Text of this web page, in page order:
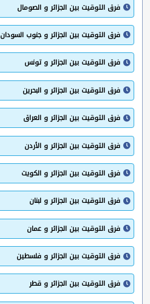
فرق التوقيت بين الجزائر و الصومال
فرق التوقيت بين الجزائر و جنوب السودان
فرق التوقيت بين الجزائر و تونس
فرق التوقيت بين الجزائر و البحرين
فرق التوقيت بين الجزائر و العراق
فرق التوقيت بين الجزائر و الأردن
فرق التوقيت بين الجزائر و الكويت
فرق التوقيت بين الجزائر و لبنان
فرق التوقيت بين الجزائر و عمان
فرق التوقيت بين الجزائر و فلسطين
فرق التوقيت بين الجزائر و قطر